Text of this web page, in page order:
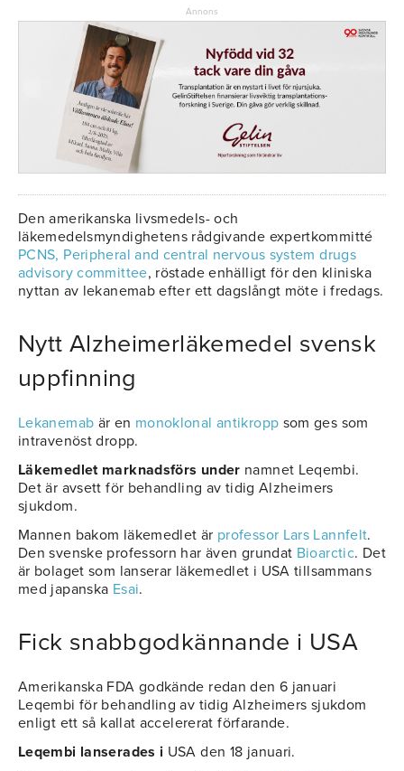
Annons
Den amerikanska livsmedels- och
läkemedelsmyndighetens rådgivande expertkommitté
PCNS, Peripheral and central nervous system drugs
advisory committee, röstade enhälligt för den kliniska
nyttan av lekanemab efter ett dagslångt möte i fredags.
Nytt Alzheimerläkemedel svensk
uppfinning
Lekanemab är en monoklonal antikropp som ges som
intravenöst dropp.
Läkemedlet marknadsförs under namnet Leqembi.
Det är avsett för behandling av tidig Alzheimers
sjukdom.
Mannen bakom läkemedlet är professor Lars Lannfelt.
Den svenske professorn har även grundat Bioarctic. Det
är bolaget som lanserar läkemedlet i USA tillsammans
med japanska Esai.
Fick snabbgodkännande i USA
Amerikanska FDA godkände redan den 6 januari
Leqembi för behandling av tidig Alzheimers sjukdom
enligt ett så kallat accelererat förfarande.
Leqembi lanserades i USA den 18 januari.